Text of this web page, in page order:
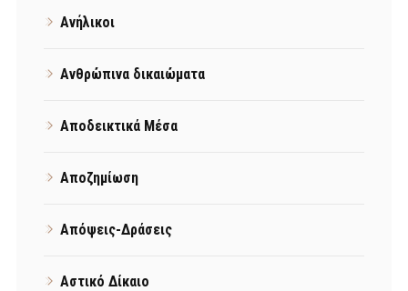
Ανήλικοι
Ανθρώπινα δικαιώματα
Αποδεικτικά Μέσα
Αποζημίωση
Απόψεις-Δράσεις
Αστικό Δίκαιο